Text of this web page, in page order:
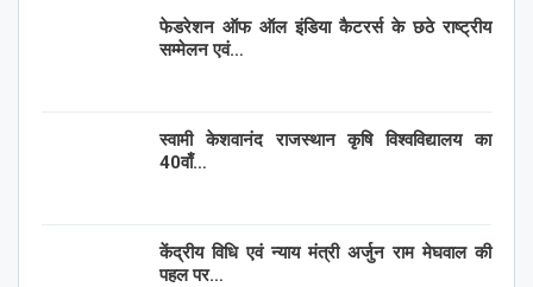
फेडरेशन ऑफ ऑल इंडिया कैटरर्स के छठे राष्ट्रीय
सम्मेलन एवं…
स्वामी केशवानंद राजस्थान कृषि विश्वविद्यालय का
40वाँ…
केंद्रीय विधि एवं न्याय मंत्री अर्जुन राम मेघवाल की
पहल पर…